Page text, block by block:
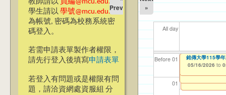
教師請以 員編@mcu.edu.tw
學生請以 學號@mcu.edu.tw
為帳號, 密碼為校務系統密
碼登入。
若需申請表單製作者權限，
請先行登入後填寫申請表單
若登入有問題或是權限有問
題，請洽資網處資服組 分
Prev
»
All day
Before 01
01
【資網處】
整合系統～表單
【財務處】工讀
11/12/2021 to
【財務處】漏打
錄
114學年度前程
表(服務學習教師
114
02/
114
03/
【學
07/
教務
11/
商品
11/
114
02/
【財
08/
【前程規劃處】
05/05/2026 to
【教學暨學習資
Teams線上同
銘傳大學115學
05/16/2026 to